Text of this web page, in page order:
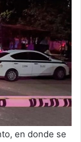
en donde se